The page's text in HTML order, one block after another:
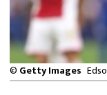
NFL
© Getty Images